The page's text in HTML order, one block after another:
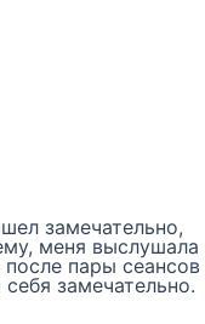
замечательно,
меня выслушала
пары сеансов
замечательно.